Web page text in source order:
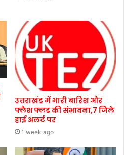
उत्तराखंड में भारी बारिश और
फ्लैश फ्लड की संभावना,7 जिले
हाई अलर्ट पर
1 week ago